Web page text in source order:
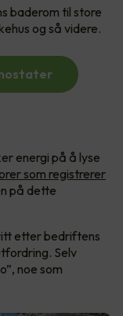
baderom til store
og så videre.
energi på å lyse
som registrerer
på dette
etter bedriftens
Selv
noe som